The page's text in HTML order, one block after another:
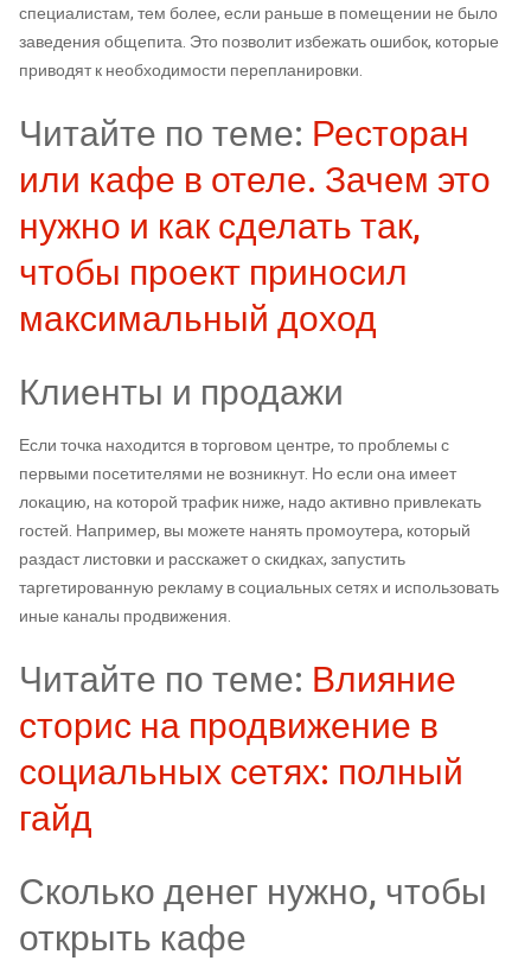
специалистам, тем более, если раньше в помещении не было
заведения общепита. Это позволит избежать ошибок, которые
приводят к необходимости перепланировки.
Читайте по теме: Ресторан
или кафе в отеле. Зачем это
нужно и как сделать так,
чтобы проект приносил
максимальный доход
Клиенты и продажи
Если точка находится в торговом центре, то проблемы с
первыми посетителями не возникнут. Но если она имеет
локацию, на которой трафик ниже, надо активно привлекать
гостей. Например, вы можете нанять промоутера, который
раздаст листовки и расскажет о скидках, запустить
таргетированную рекламу в социальных сетях и использовать
иные каналы продвижения.
Читайте по теме: Влияние
сторис на продвижение в
социальных сетях: полный
гайд
Сколько денег нужно, чтобы
открыть кафе